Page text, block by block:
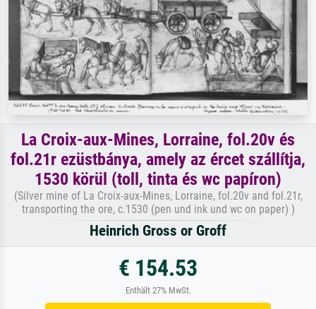
La Croix-aux-Mines, Lorraine, fol.20v és
fol.21r ezüstbánya, amely az ércet szállítja,
1530 körül (toll, tinta és wc papíron)
(Silver mine of La Croix-aux-Mines, Lorraine, fol.20v and fol.21r,
transporting the ore, c.1530 (pen und ink und wc on paper) )
Heinrich Gross or Groff
€ 154.53
Enthält 27% MwSt.